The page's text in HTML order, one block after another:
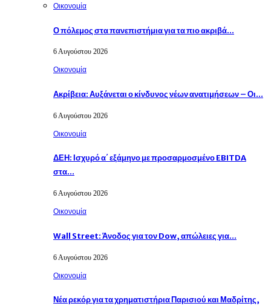
Οικονομία
Ο πόλεμος στα πανεπιστήμια για τα πιο ακριβά…
6 Αυγούστου 2026
Οικονομία
Ακρίβεια: Αυξάνεται ο κίνδυνος νέων ανατιμήσεων – Οι…
6 Αυγούστου 2026
Οικονομία
ΔΕΗ: Ισχυρό α΄ εξάμηνο με προσαρμοσμένο EBITDA
στα…
6 Αυγούστου 2026
Οικονομία
Wall Street: Άνοδος για τον Dow, απώλειες για…
6 Αυγούστου 2026
Οικονομία
Νέα ρεκόρ για τα χρηματιστήρια Παρισιού και Μαδρίτης,